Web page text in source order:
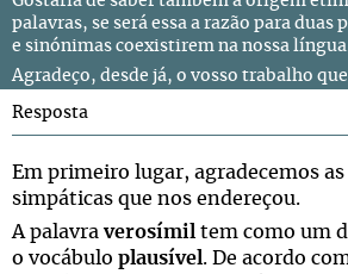
palavras, se será essa a razão para duas
e sinónimas coexistirem na nossa
Agradeço, desde já, o vosso trabalho
Resposta
Em primeiro lugar, agradecemos
simpáticas que nos endereçou.
A palavra verosímil
tem como um
o vocábulo plausível . De acordo